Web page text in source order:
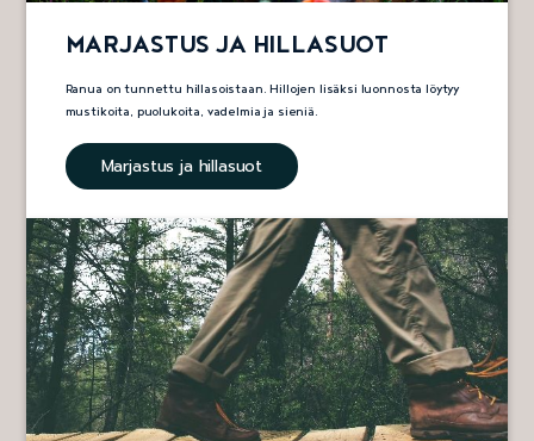
MARJASTUS JA HILLASUOT
Ranua on tunnettu hillasoistaan. Hillojen lisäksi luonnosta löytyy
mustikoita, puolukoita, vadelmia ja sieniä.
Marjastus ja hillasuot